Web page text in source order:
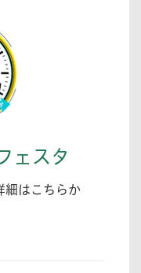
ェスタ
細はこちらか